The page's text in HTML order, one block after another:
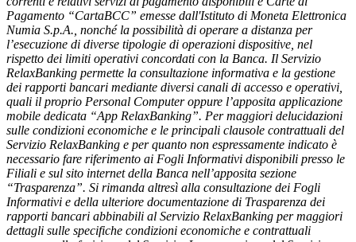
Pagamento “CartaBCC” emesse dall'Istituto di Moneta Elettronica
Numia S.p.A., nonché la possibilità di operare a distanza per
l’esecuzione di diverse tipologie di operazioni dispositive, nel
rispetto dei limiti operativi concordati con la Banca. Il Servizio
RelaxBanking permette la consultazione informativa e la gestione
dei rapporti bancari mediante diversi canali di accesso e operativi,
quali il proprio Personal Computer oppure l’apposita applicazione
mobile dedicata “App RelaxBanking”. Per maggiori delucidazioni
sulle condizioni economiche e le principali clausole contrattuali del
Servizio RelaxBanking e per quanto non espressamente indicato è
necessario fare riferimento ai Fogli Informativi disponibili presso le
Filiali e sul sito internet della Banca nell’apposita sezione
“Trasparenza”. Si rimanda altresì alla consultazione dei Fogli
Informativi e della ulteriore documentazione di Trasparenza dei
rapporti bancari abbinabili al Servizio RelaxBanking per maggiori
dettagli sulle specifiche condizioni economiche e contrattuali